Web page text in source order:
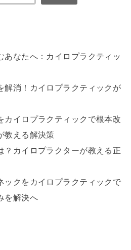
あなたへ：カイロプラクティッ
解消！カイロプラクティックが
カイロプラクティックで根本改
教える解決策
？カイロプラクターが教える正
ックをカイロプラクティックで
を解決へ